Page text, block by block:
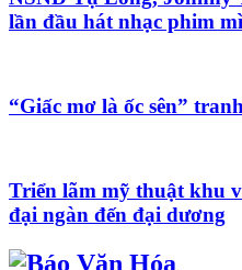
lần đầu hát nhạc phim
“Giấc mơ là ốc sên”
Triển lãm mỹ thuật khu
đại ngàn đến đại dương